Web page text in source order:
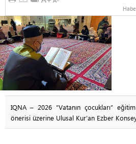
IQNA – 2026 “Vatanın çocukları” eğitim
önerisi üzerine Ulusal Kur’an Ezber